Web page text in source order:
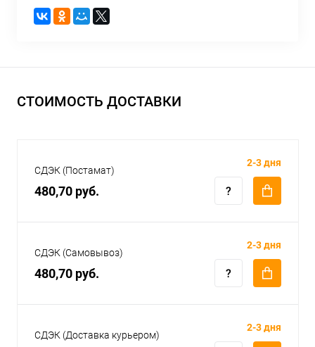
СТОИМОСТЬ ДОСТАВКИ
СДЭК (Постамат)
480,70 руб.
2-3 дня
СДЭК (Самовывоз)
480,70 руб.
2-3 дня
СДЭК (Доставка курьером)
2-3 дня